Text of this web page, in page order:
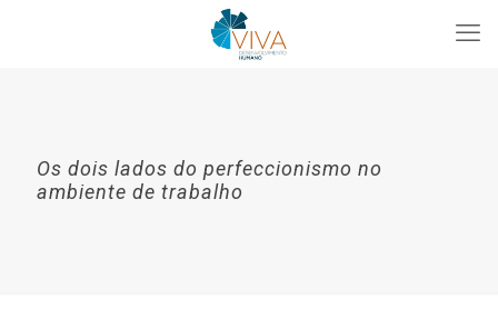
Os dois lados do perfeccionismo no
ambiente de trabalho